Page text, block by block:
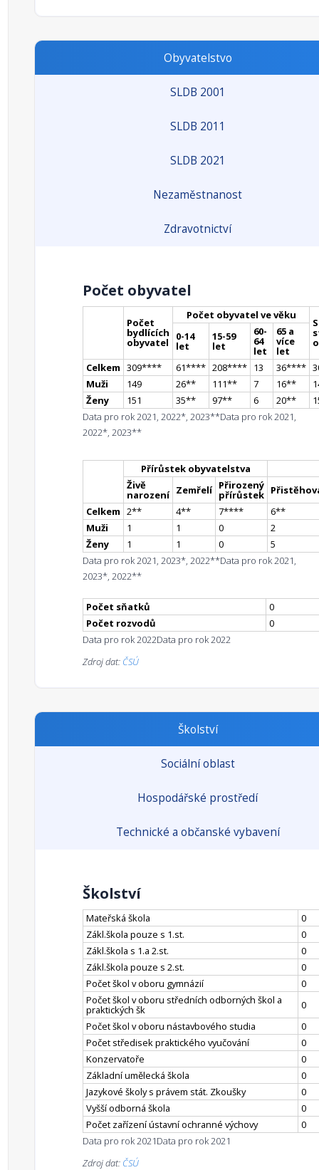
Obyvatelstvo
SLDB 2001
SLDB 2011
SLDB 2021
Nezaměstnanost
Zdravotnictví
Počet obyvatel
Počet
bydlících
obyvatel
Počet obyvatel ve věku
0-14
let
15-59
let
60-
64
let
65 a
více
let
Celkem 309**** 61**** 208**** 13 36****
Muži
149 26** 111** 7 16**
Ženy
151 35** 97** 6 20**
Data pro rok 2021, 2022*, 2023**Data pro rok 2021,
2022*, 2023**
Přírůstek obyvatelstva
Živě
narození Zemřelí Přirozený
přírůstek
Celkem 2** 4** 7**** 6**
Muži
1 1 0
2
Ženy
1 1 0
5
Data pro rok 2021, 2023*, 2022**Data pro rok 2021,
2023*, 2022**
Počet sňatků
0
Počet rozvodů
0
Data pro rok 2022Data pro rok 2022
Zdroj dat: ČSÚ
Školství
Sociální oblast
Hospodářské prostředí
Technické a občanské vybavení
Školství
Mateřská škola
0
Zákl.škola pouze s 1.st.
0
Zákl.škola s 1.a 2.st.
0
Zákl.škola pouze s 2.st.
0
Počet škol v oboru gymnázií
0
Počet škol v oboru středních odborných škol a
praktických šk
0
Počet škol v oboru nástavbového studia
0
Počet středisek praktického vyučování
0
Konzervatoře
0
Základní umělecká škola
0
Jazykové školy s právem stát. Zkoušky
0
Vyšší odborná škola
0
Počet zařízení ústavní ochranné výchovy
0
Data pro rok 2021Data pro rok 2021
Zdroj dat: ČSÚ